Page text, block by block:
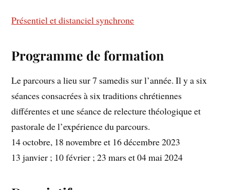
Présentiel et distanciel synchrone
Programme de formation
Le parcours a lieu sur 7 samedis sur l’année. Il y a six
séances consacrées à six traditions chrétiennes
différentes et une séance de relecture théologique et
pastorale de l’expérience du parcours.
14 octobre, 18 novembre et 16 décembre 2023
13 janvier ; 10 février ; 23 mars et 04 mai 2024